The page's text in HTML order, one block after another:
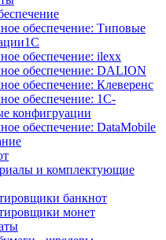
обеспечение: Типовые
обеспечение: ilexx
обеспечение: DALION
обеспечение: Клеверенс
обеспечение: 1С-
конфигруации
обеспечение: DataMobile
и комплектующие
банкнот
монет